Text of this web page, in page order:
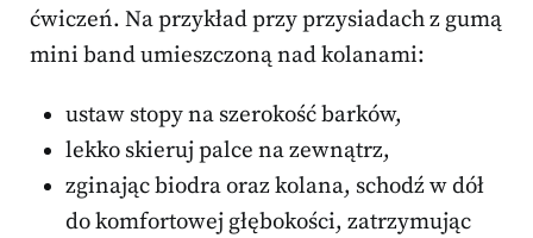
ćwiczeń. Na przykład przy przysiadach z gumą
mini band umieszczoną nad kolanami:
ustaw stopy na szerokość barków,
lekko skieruj palce na zewnątrz,
zginając biodra oraz kolana, schodź w dół
do komfortowej głębokości, zatrzymując